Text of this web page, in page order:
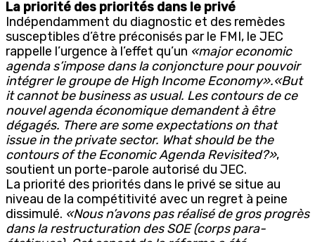
La priorité des priorités dans le privé
Indépendamment du diagnostic et des remèdes
susceptibles d’être préconisés par le FMI, le JEC
rappelle l’urgence à l’effet qu’un «major economic
agenda s’impose dans la conjoncture pour pouvoir
intégrer le groupe de High Income Economy».«But
it cannot be business as usual. Les contours de ce
nouvel agenda économique demandent à être
dégagés. There are some expectations on that
issue in the private sector. What should be the
contours of the Economic Agenda Revisited?»,
soutient un porte-parole autorisé du JEC.
La priorité des priorités dans le privé se situe au
niveau de la compétitivité avec un regret à peine
dissimulé. «Nous n’avons pas réalisé de gros progrès
dans la restructuration des SOE (corps para-